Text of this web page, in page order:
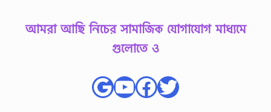
আমরা আছি নিচের সামাজিক যোগাযোগ মাধ্যমে
গুলোতে ও
Google
YouTube
Facebook
Twitter